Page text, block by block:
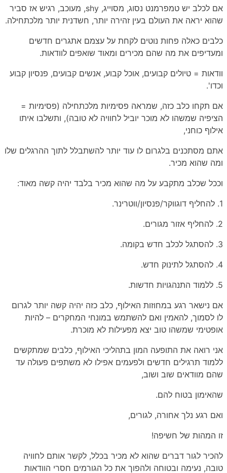
אם לכלב יש טמפרמנט נסוג, מסוייג, shy, מעוכב, רגיש אז סביר
שהוא יראה את העולם בעין זהירה יותר, חשדנית יותר מלכתחילה.
כלבים כאלה פחות נוטים לקחת על עצמם אתגרים חדשים
ומעדיפים את מה שהם מכירים ומאוד שואפים לוודאות.
וודאות = טיולים קבועים, אוכל קבוע, אנשים קבועים, פנסיון קבוע
וכדו'.
אם תקחו כלב כזה, שמראה פסימיות מלכתחילה (פסימיות =
הציפיה שמשהו לא מוכר יוביל לחוויה לא טובה), ותשלבו איתו
אילוף כוחני,
אתם מסתכנים בלגרום לו עוד יותר להשתבלל לתוך ההרגלים שלו
ומה שהוא מכיר.
וככל שכלב מתקבע על מה שהוא מכיר בלבד יהיה קשה מאוד:
1. להחליף דוגווקר/פנסיון/ווטרינר.
2. להחליף אזור מגורים.
3. להסתגל לכלב חדש בקומה.
4. להסתגל לתינוק חדש.
5. ללמוד התנהגויות חדשות.
אם נישאר רגע במחוזות האילוף, כלב כזה יהיה קשה יותר לגרום
לו לסמוך, להאמין ואם להשתמש במונחי המחקרים – להיות
אופטימי שמשהו טוב יצא מפעילות לא מוכרת.
אני רואה את התופעה המון בתהליכי האילוף, כלבים שמתקשים
ללמוד תרגילים חדשים ולפעמים אפילו לא משתפים פעולה עד
שהם מוודאים שוב ושוב,
שהאימון בטוח להם.
ואם רגע נלך אחורה, לגורים,
זו המהות של חשיפה!
להכיר לגור דברים שהוא לא מכיר בכלל, לקשר אותם לחוויה
טובה, נעימה ובטוחה ולהפוך את כל הגורמים חסרי הוודאות